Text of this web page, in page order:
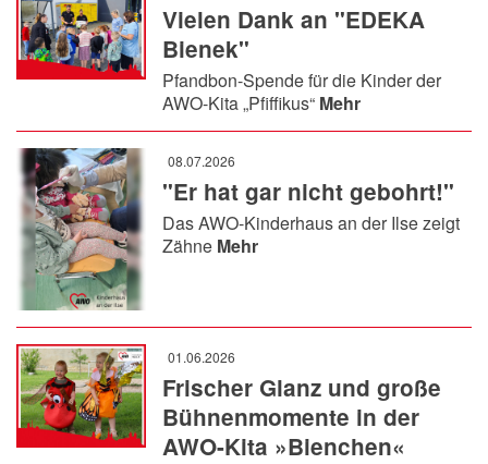
Vielen Dank an "EDEKA
Bienek"
Pfandbon-Spende für die Kinder der
AWO-Kita „Pfiffikus“ Mehr
08.07.2026
"Er hat gar nicht gebohrt!"
Das AWO-Kinderhaus an der Ilse zeigt
Zähne Mehr
01.06.2026
Frischer Glanz und große
Bühnenmomente in der
AWO-Kita »Bienchen«